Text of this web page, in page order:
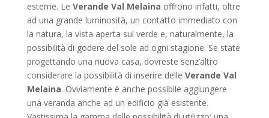
esterne. Le Verande Val Melaina offrono infatti, oltre
ad una grande luminosità, un contatto immediato con
la natura, la vista aperta sul verde e, naturalmente, la
possibilità di godere del sole ad ogni stagione. Se state
progettando una nuova casa, dovreste senz’altro
considerare la possibilità di inserire delle Verande Val
Melaina. Ovviamente è anche possibile aggiungere
una veranda anche ad un edificio già esistente.